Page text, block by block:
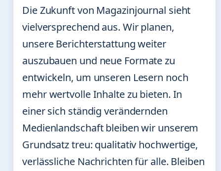
Die Zukunft von Magazinjournal sieht
vielversprechend aus. Wir planen,
unsere Berichterstattung weiter
auszubauen und neue Formate zu
entwickeln, um unseren Lesern noch
mehr wertvolle Inhalte zu bieten. In
einer sich ständig verändernden
Medienlandschaft bleiben wir unserem
Grundsatz treu: qualitativ hochwertige,
verlässliche Nachrichten für alle. Bleiben